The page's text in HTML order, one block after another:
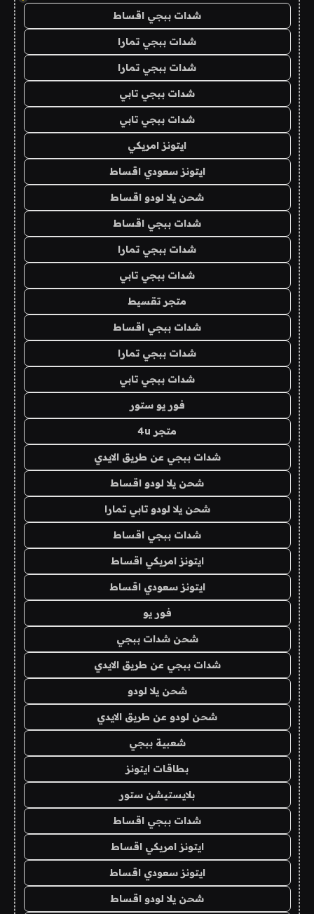
شدات ببجي اقساط
شدات ببجي تمارا
شدات ببجي تمارا
شدات ببجي تابي
شدات ببجي تابي
ايتونز امريكي
ايتونز سعودي اقساط
شحن يلا لودو اقساط
شدات ببجي اقساط
شدات ببجي تمارا
شدات ببجي تابي
متجر تقسيط
شدات ببجي اقساط
شدات ببجي تمارا
شدات ببجي تابي
فور يو ستور
متجر 4u
شدات ببجي عن طريق الايدي
شحن يلا لودو اقساط
شحن يلا لودو تابي تمارا
شدات ببجي اقساط
ايتونز امريكي اقساط
ايتونز سعودي اقساط
فور يو
شحن شدات ببجي
شدات ببجي عن طريق الايدي
شحن يلا لودو
شحن لودو عن طريق الايدي
شعبية ببجي
بطاقات ايتونز
بلايستيشن ستور
شدات ببجي اقساط
ايتونز امريكي اقساط
ايتونز سعودي اقساط
شحن يلا لودو اقساط